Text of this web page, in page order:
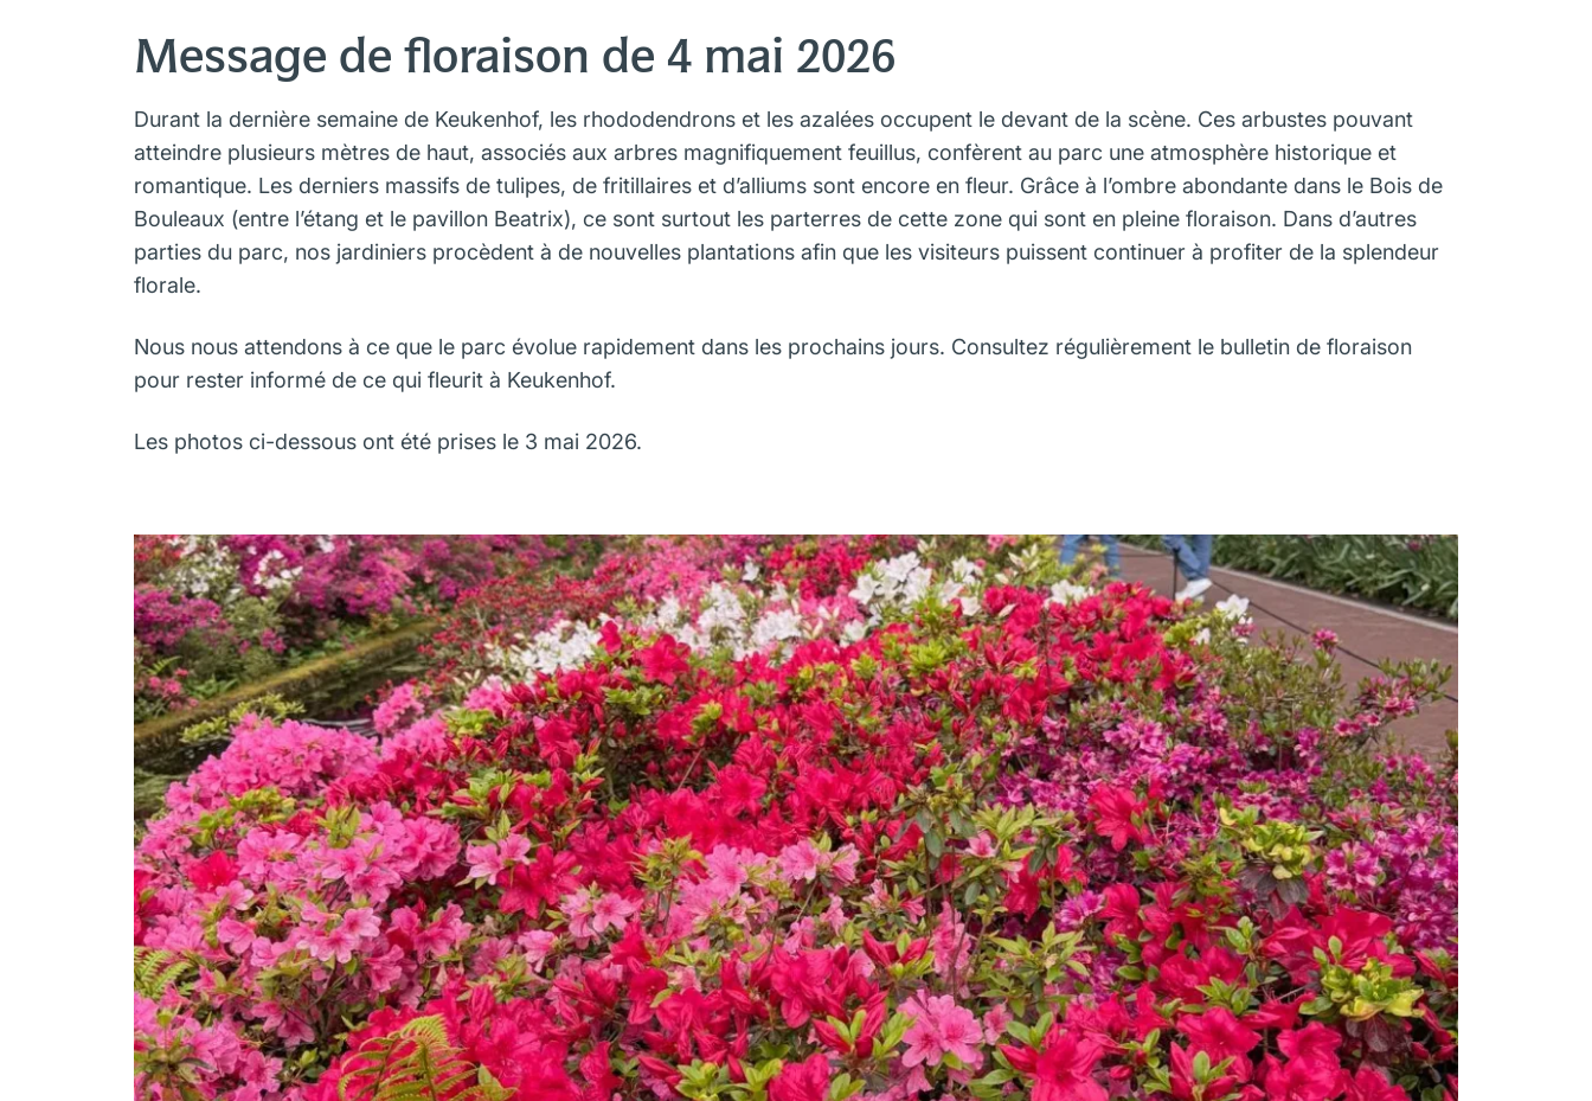
Message de floraison de 4 mai 2026
Durant la dernière semaine de Keukenhof, les rhododendrons et les azalées occupent le devant de la scène. Ces arbustes pouvant
atteindre plusieurs mètres de haut, associés aux arbres magnifiquement feuillus, confèrent au parc une atmosphère historique et
romantique. Les derniers massifs de tulipes, de fritillaires et d’alliums sont encore en fleur. Grâce à l’ombre abondante dans le Bois de
Bouleaux (entre l’étang et le pavillon Beatrix), ce sont surtout les parterres de cette zone qui sont en pleine floraison. Dans d’autres
parties du parc, nos jardiniers procèdent à de nouvelles plantations afin que les visiteurs puissent continuer à profiter de la splendeur
florale.
Nous nous attendons à ce que le parc évolue rapidement dans les prochains jours. Consultez régulièrement le bulletin de floraison
pour rester informé de ce qui fleurit à Keukenhof.
Les photos ci-dessous ont été prises le 3 mai 2026.